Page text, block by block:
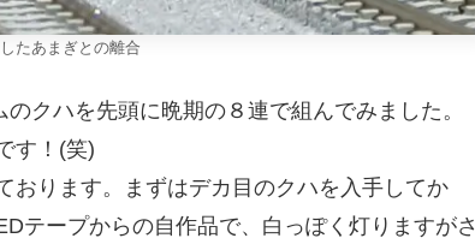
たあまぎとの離合
クハを先頭に晩期の８連で組んでみました。
す！(笑)
おります。まずはデカ目のクハを入手してか
テープからの自作品で、白っぽく灯りますがさ